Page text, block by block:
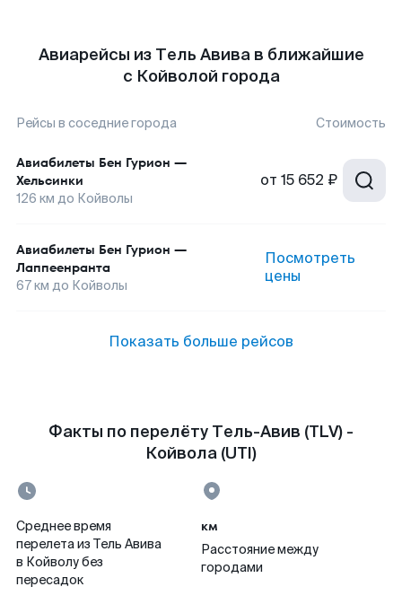
Авиарейсы из Тель Авива в ближайшие
с Койволой города
Рейсы в соседние города Стоимость
Авиабилеты Бен Гурион —
Хельсинки
126 км до Койволы
от 15 652 ₽
Авиабилеты Бен Гурион —
Лаппеенранта
67км до Койволы
Посмотреть
цены
Показать больше рейсов
Факты по перелёту Тель-Авив (TLV) -
Койвола (UTI)
Среднее время
перелета из Тель Авива
в Койволу без
пересадок
км
Расстояние между
городами